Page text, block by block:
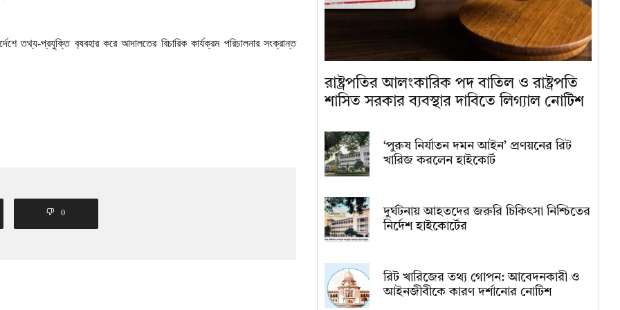
তথ্য-প্রযুক্তি ব‍্যবহার করে আদালতের বিচারিক কার্যক্রম পরিচালনার সংক্রান্ত
0
রাষ্ট্রপতির আলংকারিক পদ বাতিল ও রাষ্ট্রপতি
শাসিত সরকার ব্যবস্থার দাবিতে লিগ্যাল নোটিশ
‘পুরুষ নির্যাতন দমন আইন’ প্রণয়নের রিট
খারিজ করলেন হাইকোর্ট
দুর্ঘটনায় আহতদের জরুরি চিকিৎসা নিশ্চিতের
নির্দেশ হাইকোর্টের
রিট খারিজের তথ্য গোপন: আবেদনকারী ও
আইনজীবীকে কারণ দর্শানোর নোটিশ